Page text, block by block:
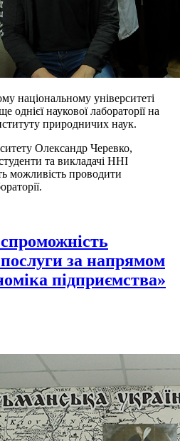
національному університеті
однієї наукової лабораторії на
природничих наук.
Олександр Черевко,
та викладачі ННІ
можливість проводити
послуги за напрямом
підприємства»